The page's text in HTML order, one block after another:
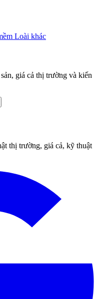
Loài khác
giá cả thị trường và kiến
thị trường, giá cả, kỹ thuật